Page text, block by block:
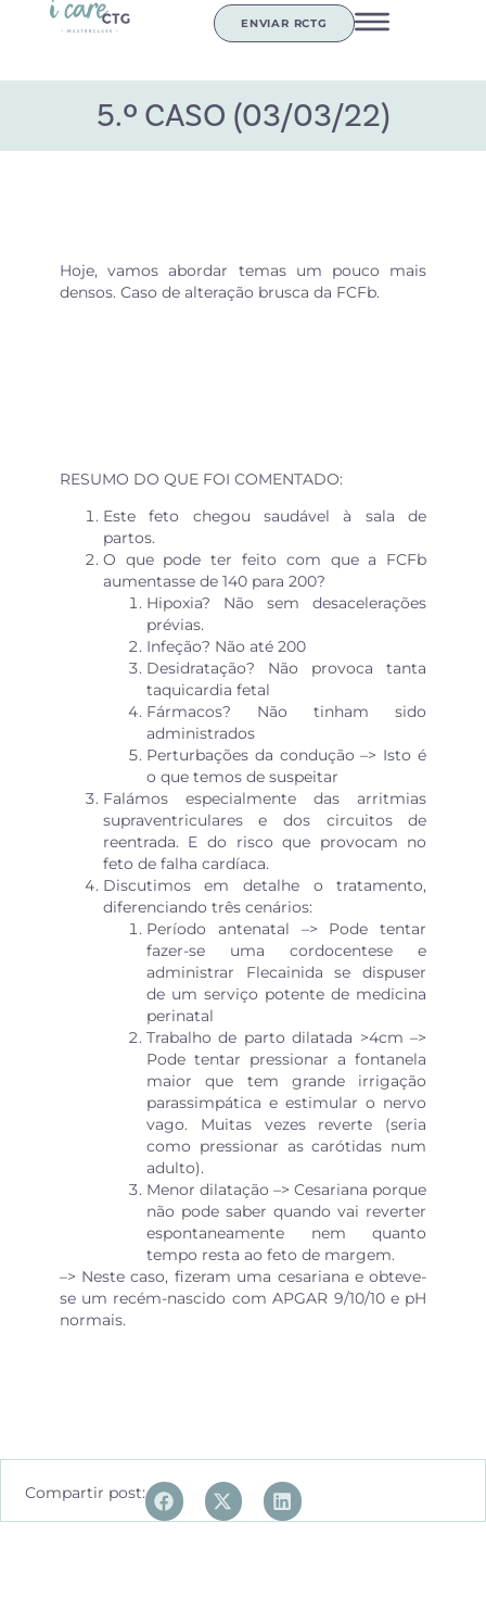
ENVIAR RCTG
5.º CASO (03/03/22)
Hoje, vamos abordar temas um pouco mais
densos. Caso de alteração brusca da FCFb.
RESUMO DO QUE FOI COMENTADO:
Este feto chegou saudável à sala de
partos.
O que pode ter feito com que a FCFb
aumentasse de 140 para 200?
Hipoxia? Não sem desacelerações
prévias.
Infeção? Não até 200
Desidratação? Não provoca tanta
taquicardia fetal
Fármacos? Não tinham sido
administrados
Perturbações da condução –> Isto é
o que temos de suspeitar
Falámos especialmente das arritmias
supraventriculares e dos circuitos de
reentrada. E do risco que provocam no
feto de falha cardíaca.
Discutimos em detalhe o tratamento,
diferenciando três cenários:
Período antenatal –> Pode tentar
fazer-se uma cordocentese e
administrar Flecainida se dispuser
de um serviço potente de medicina
perinatal
Trabalho de parto dilatada >4cm –>
Pode tentar pressionar a fontanela
maior que tem grande irrigação
parassimpática e estimular o nervo
vago. Muitas vezes reverte (seria
como pressionar as carótidas num
adulto).
Menor dilatação –> Cesariana porque
não pode saber quando vai reverter
espontaneamente nem quanto
tempo resta ao feto de margem.
–> Neste caso, fizeram uma cesariana e obteve-
se um recém-nascido com APGAR 9/10/10 e pH
normais.
Compartir post: